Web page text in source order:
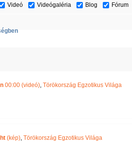
Videó Videógaléria Blog Fórum
00:00 (videó), Törökország Egzotikus Világa
(kép), Törökország Egzotikus Világa